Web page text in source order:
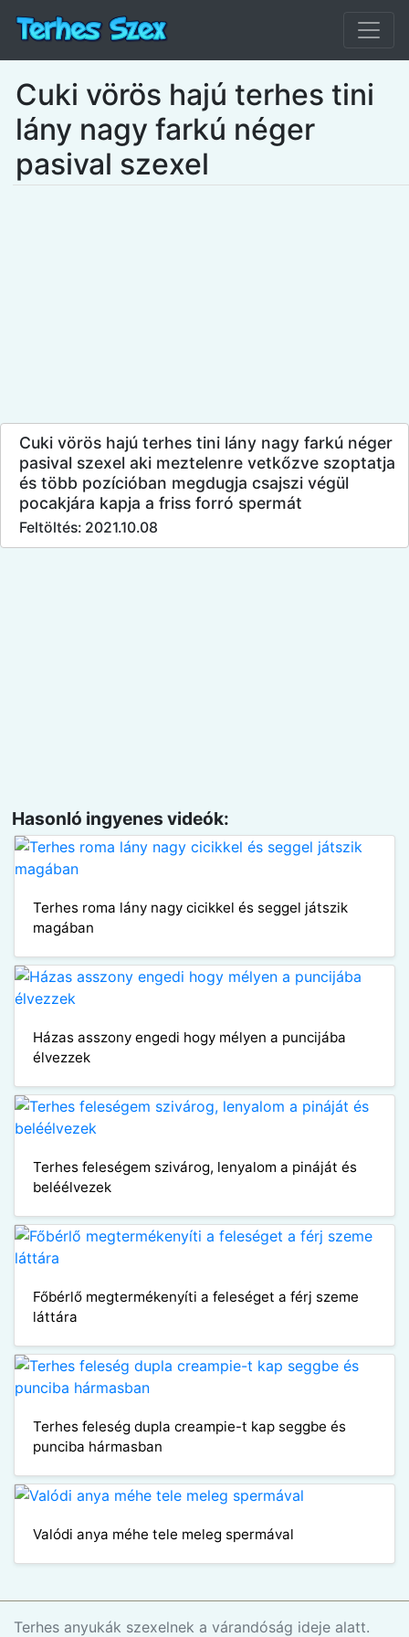
Cuki vörös hajú terhes tini
lány nagy farkú néger
pasival szexel
Cuki vörös hajú terhes tini lány nagy farkú néger
pasival szexel aki meztelenre vetkőzve szoptatja
és több pozícióban megdugja csajszi végül
pocakjára kapja a friss forró spermát
Feltöltés: 2021.10.08
Hasonló ingyenes videók:
Terhes roma lány nagy cicikkel és seggel játszik
magában
Házas asszony engedi hogy mélyen a puncijába
élvezzek
Terhes feleségem szivárog, lenyalom a pináját és
beléélvezek
Főbérlő megtermékenyíti a feleséget a férj szeme
láttára
Terhes feleség dupla creampie-t kap seggbe és
punciba hármasban
Valódi anya méhe tele meleg spermával
Terhes anyukák szexelnek a várandóság ideje alatt.